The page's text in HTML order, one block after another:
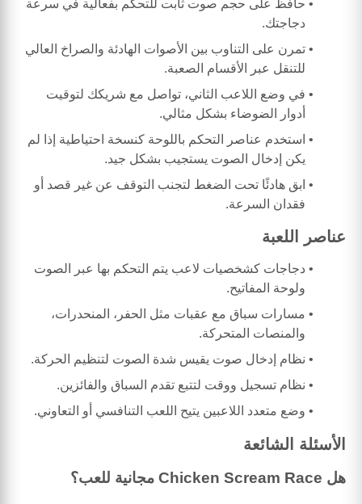
حافظ على حجم صوت ثابت للتحكم بفعالية في سرعة
دجاجتك.
تمرن على التناوب بين الأصوات الهادئة والصراخ العالي
للتنقل عبر الأقسام الصعبة.
في وضع اللاعب الثاني، تواصل مع شريكك لتوقيت
أدوار الضوضاء بشكل مثالي.
استخدم عناصر التحكم باللوحة كنسخة احتياطية إذا لم
يكن إدخال الصوت يستجيب بشكل جيد.
ابق هادئًا تحت الضغط لتجنب التوقف عن غير قصد أو
فقدان السرعة.
عناصر اللعبة
دجاجات كشخصيات لاعب يتم التحكم بها عبر الصوت
ولوحة المفاتيح.
مسارات سباق مع عقبات مثل الحفر، المنحدرات،
والمنصات المتحركة.
نظام إدخال صوت يقيس شدة الصوت لتنظيم الحركة.
نظام تسجيل ووقت لتتبع تقدم السباق والفائزين.
وضع متعدد اللاعبين يتيح اللعب التنافسي أو التعاوني.
الأسئلة الشائعة
هل Chicken Scream Race مجانية للعب؟